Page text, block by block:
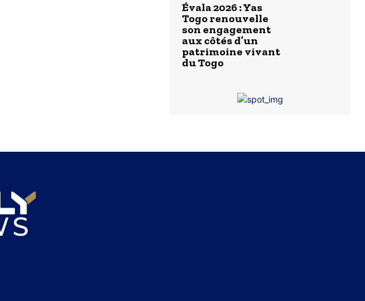
Évala 2026 : Yas
Togo renouvelle
son engagement
aux côtés d’un
patrimoine vivant
du Togo